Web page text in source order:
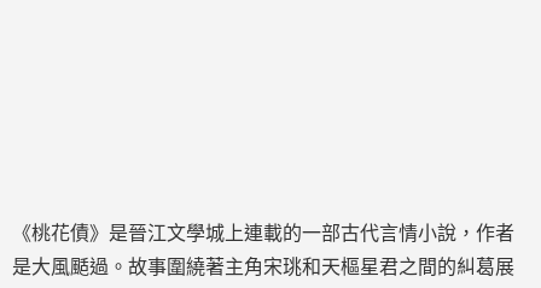
《桃花債》是晉江文學城上連載的一部古代言情小說，作者
是大風颳過。故事圍繞著主角宋珧和天樞星君之間的糾葛展